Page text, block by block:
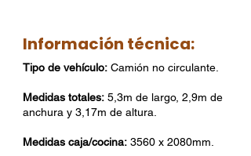
Información técnica:
Tipo de vehículo: Camión no circulante.
Medidas totales: 5,3m de largo, 2,9m de
anchura y 3,17m de altura.
Medidas caja/cocina: 3560 x 2080mm.